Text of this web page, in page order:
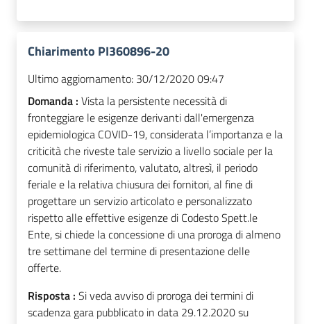
Chiarimento PI360896-20
Ultimo aggiornamento: 30/12/2020 09:47
Domanda : Vista la persistente necessità di
fronteggiare le esigenze derivanti dall'emergenza
epidemiologica COVID-19, considerata l’importanza e la
criticità che riveste tale servizio a livello sociale per la
comunità di riferimento, valutato, altresì, il periodo
feriale e la relativa chiusura dei fornitori, al fine di
progettare un servizio articolato e personalizzato
rispetto alle effettive esigenze di Codesto Spett.le
Ente, si chiede la concessione di una proroga di almeno
tre settimane del termine di presentazione delle
offerte.
Risposta : Si veda avviso di proroga dei termini di
scadenza gara pubblicato in data 29.12.2020 su